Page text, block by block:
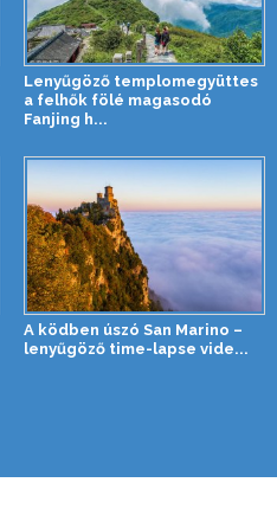
Lenyűgöző templomegyüttes
a felhők fölé magasodó
Fanjing h...
A ködben úszó San Marino –
lenyűgöző time-lapse vide...